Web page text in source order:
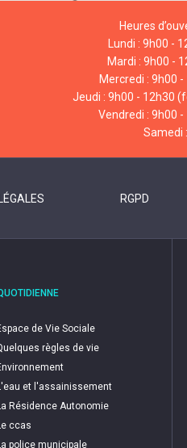
Heures
Lundi : 9h00 -
Mardi : 9h00 -
Mercredi : 9h00
Jeudi : 9h00 - 12h30
Vendredi : 9h00
Samedi
RGPD
de Vie Sociale
règles de vie
et l'assainissement
Résidence Autonomie
ccas
police municipale